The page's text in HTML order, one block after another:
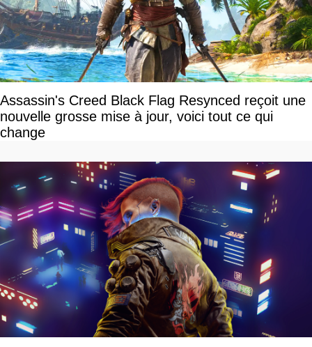
Assassin's Creed Black Flag Resynced reçoit une
nouvelle grosse mise à jour, voici tout ce qui
change